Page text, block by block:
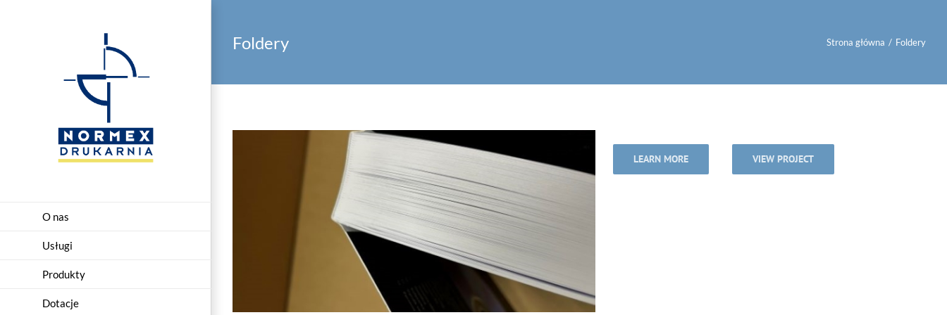
O nas
Usługi
Produkty
Dotacje
Foldery Strona główna / Foldery
LEARN MORE VIEW PROJECT